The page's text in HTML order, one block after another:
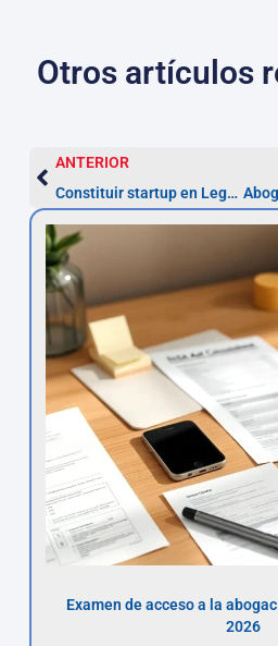
Otros artículos
ANTERIOR
Constituir startup en Leganés: 7 pasos (2-4 semanas)
Examen de acceso a la
2026